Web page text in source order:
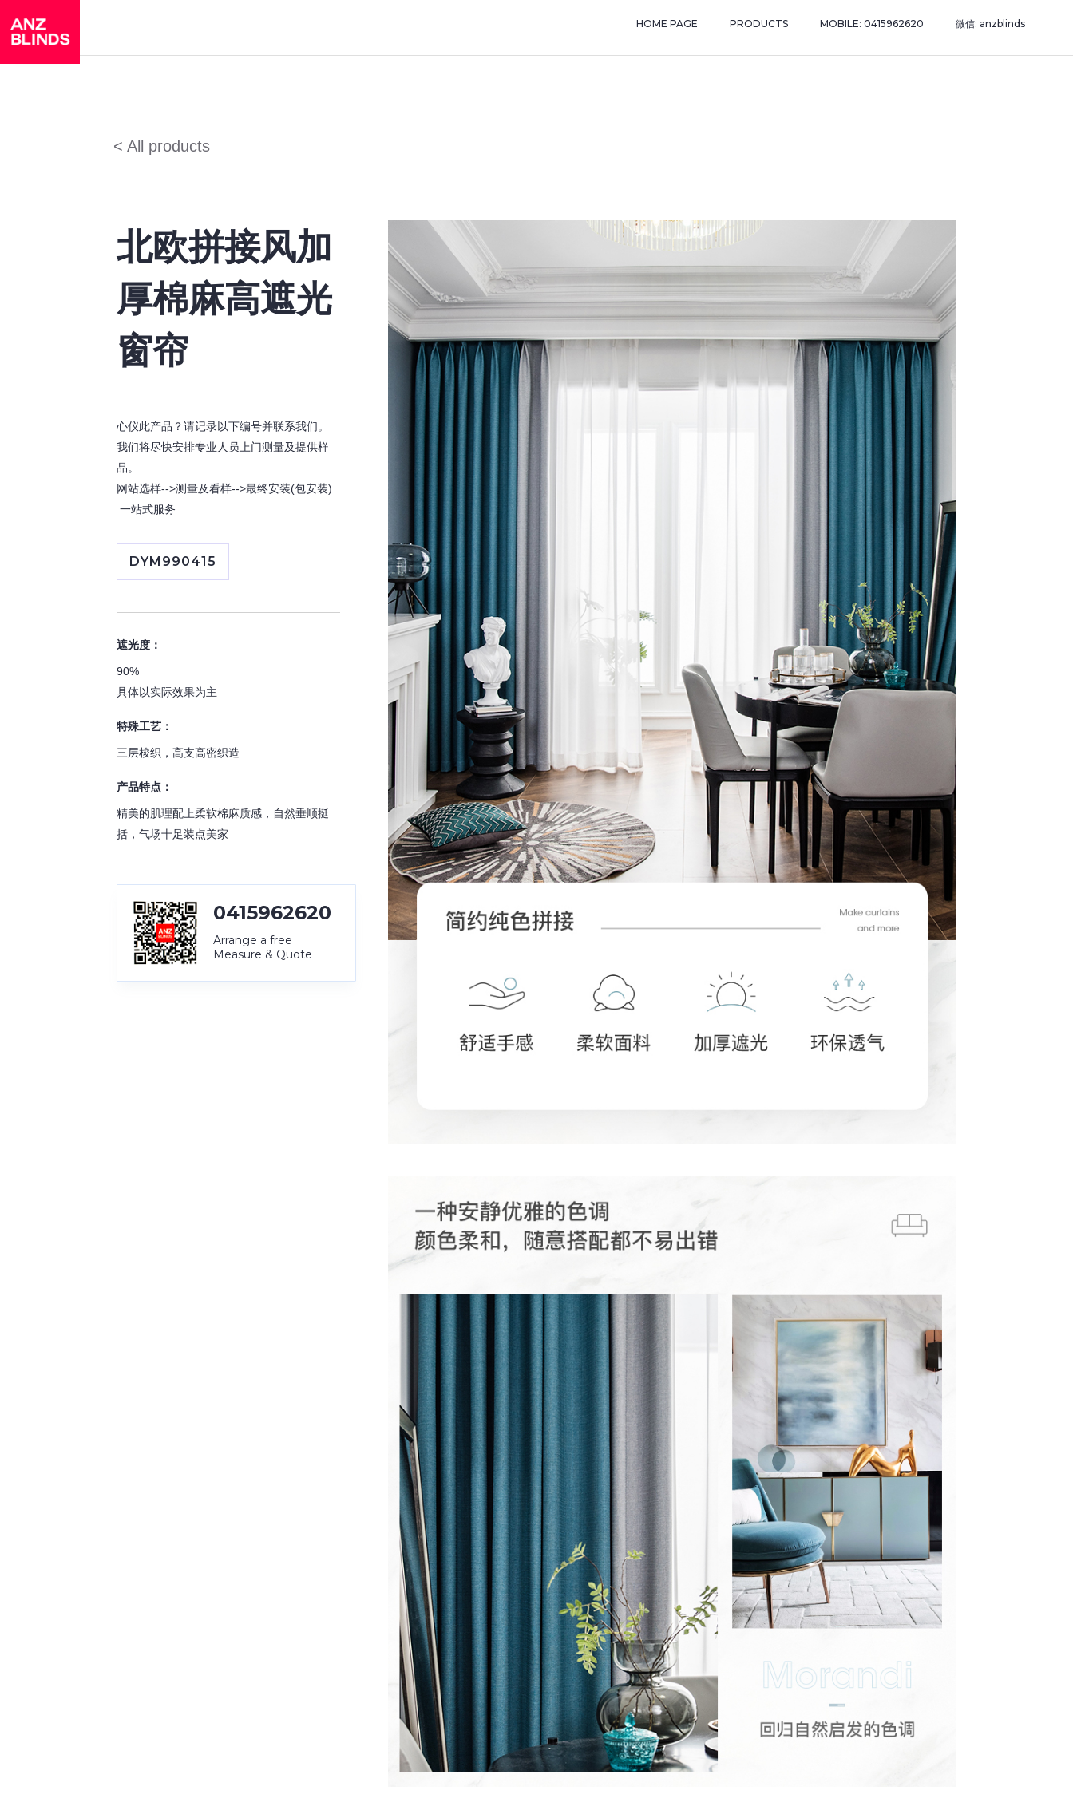
HOME PAGE PRODUCTS MOBILE: 0415962620 微信: anzblinds
< All products
北欧拼接风加
厚棉麻高遮光
窗帘
心仪此产品？请记录以下编号并联系我们。
我们将尽快安排专业人员上门测量及提供样
品。
网站选样-->测量及看样-->最终安装(包安装)
一站式服务
DYM990415
遮光度：
90%
具体以实际效果为主
特殊工艺：
三层梭织，高支高密织造
产品特点：
精美的肌理配上柔软棉麻质感，自然垂顺挺
括，气场十足装点美家
0415962620
Arrange a free
Measure & Quote